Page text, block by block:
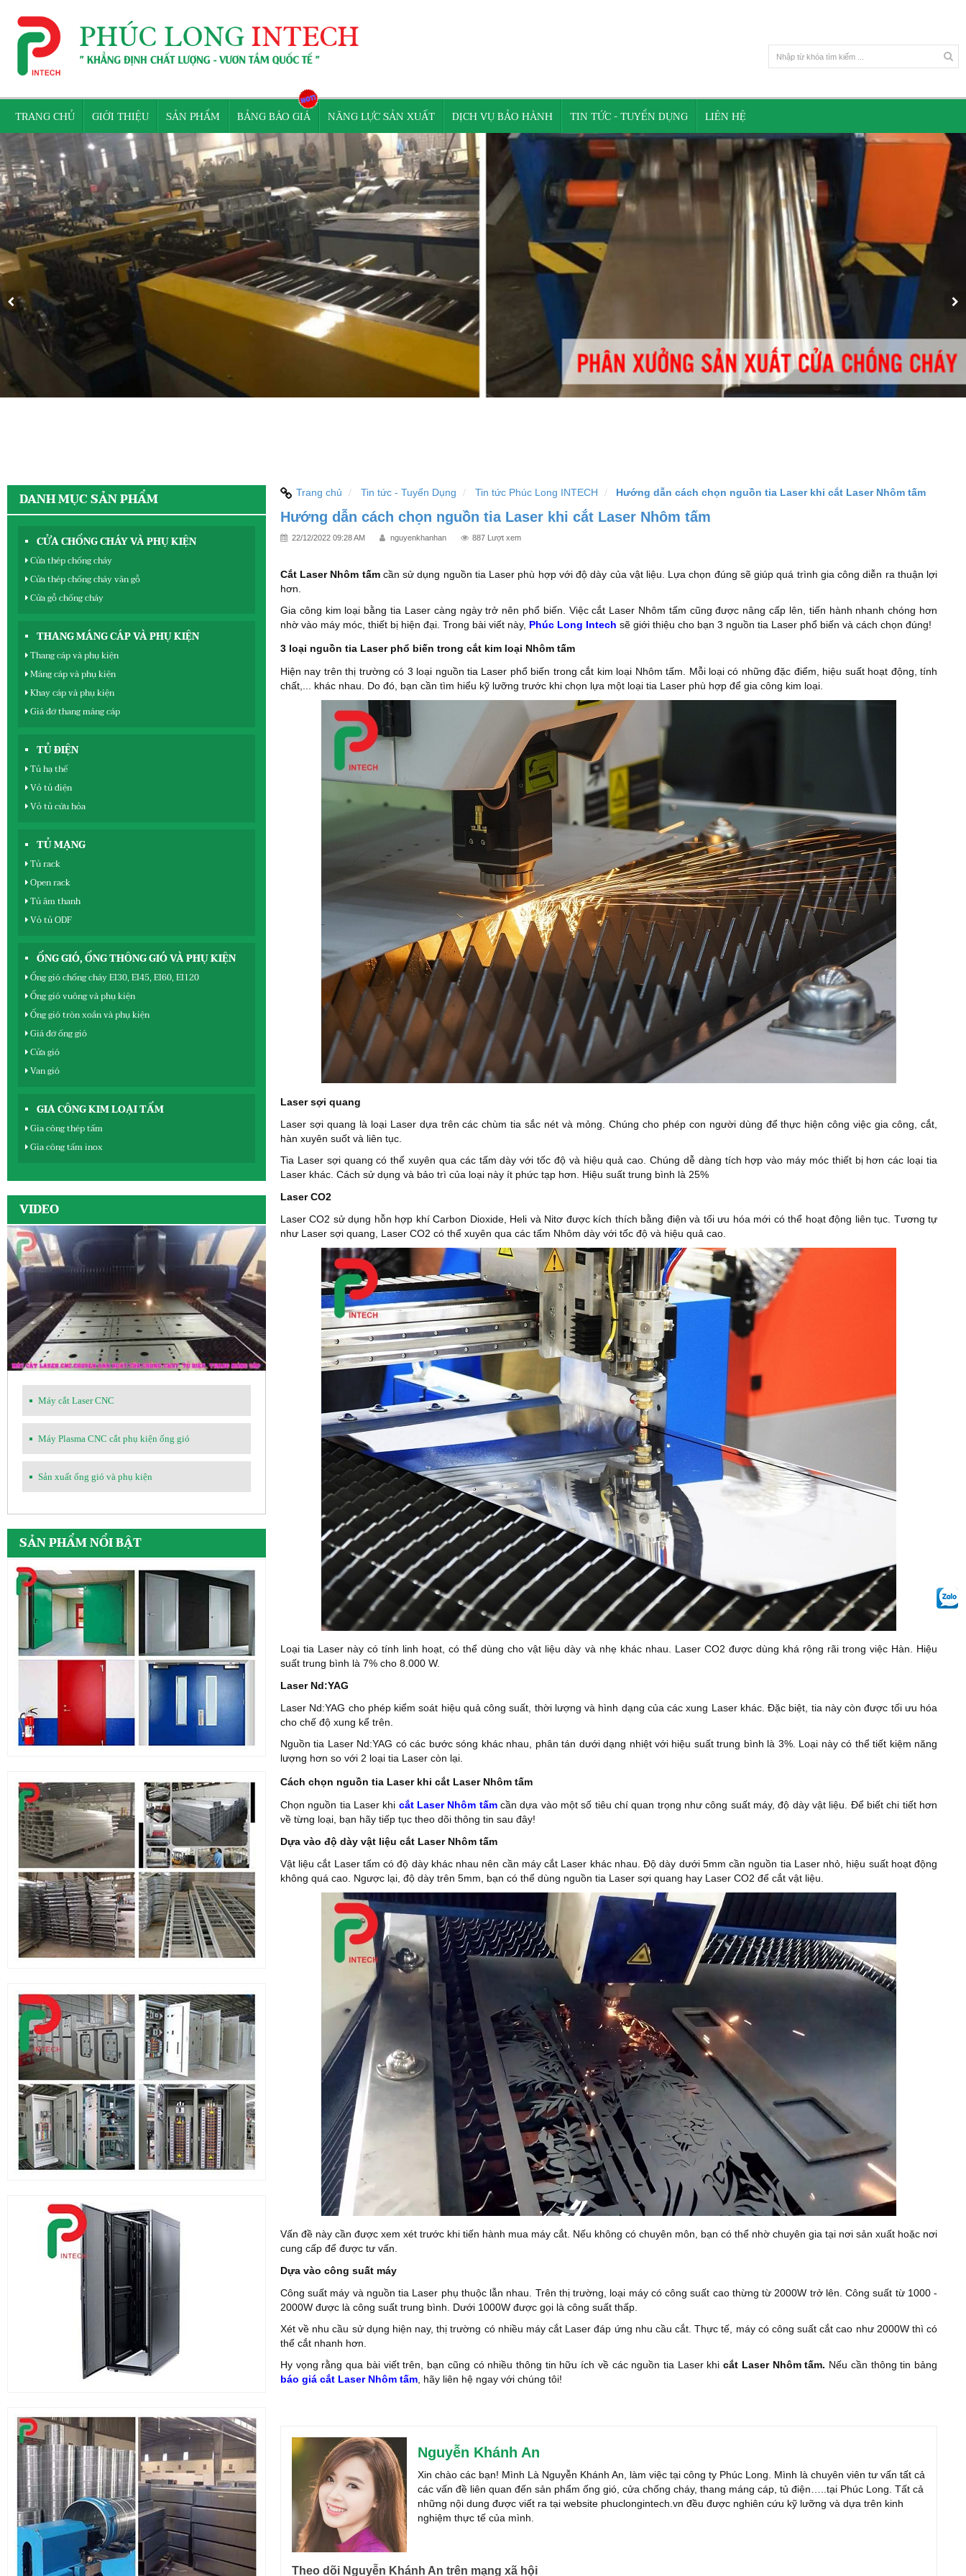
TRANG CHỦ GIỚI THIỆU SẢN PHẨM BẢNG BÁO GIÁ NĂNG LỰC SẢN XUẤT DỊCH VỤ BẢO HÀNH TIN TỨC - TUYỂN DỤNG LIÊN HỆ
DANH MỤC SẢN PHẨM
CỬA CHỐNG CHÁY VÀ PHỤ KIỆN
Cửa thép chống cháy
Cửa thép chống cháy vân gỗ
Cửa gỗ chống cháy
THANG MÁNG CÁP VÀ PHỤ KIỆN
Thang cáp và phụ kiện
Máng cáp và phụ kiện
Khay cáp và phụ kiện
Giá đỡ thang máng cáp
TỦ ĐIỆN
Tủ hạ thế
Vỏ tủ điện
Vỏ tủ cứu hỏa
TỦ MẠNG
Tủ rack
Open rack
Tủ âm thanh
Vỏ tủ ODF
ỐNG GIÓ, ỐNG THÔNG GIÓ VÀ PHỤ KIỆN
Ống gió chống cháy EI30, EI45, EI60, EI120
Ống gió vuông và phụ kiện
Ống gió tròn xoắn và phụ kiện
Giá đỡ ống gió
Cửa gió
Van gió
GIA CÔNG KIM LOẠI TẤM
Gia công thép tấm
Gia công tấm inox
VIDEO
Máy cắt Laser CNC
Máy Plasma CNC cắt phụ kiện ống gió
Sản xuất ống gió và phụ kiện
SẢN PHẨM NỔI BẬT
Trang chủ Tin tức - Tuyển Dụng Tin tức Phúc Long INTECH Hướng dẫn cách chọn nguồn tia Laser khi cắt Laser Nhôm tấm
Hướng dẫn cách chọn nguồn tia Laser khi cắt Laser Nhôm tấm
22/12/2022 09:28 AM nguyenkhanhan 887 Lượt xem
Cắt Laser Nhôm tấmcần sử dụng nguồn tia Laser phù hợp với độ dày của vật liệu. Lựa chọn đúng sẽ giúp quá trình gia công diễn ra thuận lợi
hơn.
Gia công kim loại bằng tia Laser càng ngày trở nên phổ biến. Việc cắt Laser Nhôm tấm cũng được nâng cấp lên, tiến hành nhanh chóng hơn
nhờ vào máy móc, thiết bị hiện đại. Trong bài viết này, Phúc Long Intech sẽ giới thiệu cho bạn 3 nguồn tia Laser phổ biến và cách chọn đúng!
3 loại nguồn tia Laser phổ biến trong cắt kim loại Nhôm tấm
Hiện nay trên thị trường có 3 loại nguồn tia Laser phổ biến trong cắt kim loại Nhôm tấm. Mỗi loại có những đặc điểm, hiệu suất hoạt động, tính
chất,... khác nhau. Do đó, bạn cần tìm hiểu kỹ lưỡng trước khi chọn lựa một loại tia Laser phù hợp để gia công kim loại.
Laser sợi quang
Laser sợi quang là loại Laser dựa trên các chùm tia sắc nét và mỏng. Chúng cho phép con người dùng để thực hiện công việc gia công, cắt,
hàn xuyên suốt và liên tục.
Tia Laser sợi quang có thể xuyên qua các tấm dày với tốc độ và hiệu quả cao. Chúng dễ dàng tích hợp vào máy móc thiết bị hơn các loại tia
Laser khác. Cách sử dụng và bảo trì của loại này ít phức tạp hơn. Hiệu suất trung bình là 25%
Laser CO2
Laser CO2 sử dụng hỗn hợp khí Carbon Dioxide, Heli và Nitơ được kích thích bằng điện và tối ưu hóa mới có thể hoạt động liên tục. Tương tự
như Laser sợi quang, Laser CO2 có thể xuyên qua các tấm Nhôm dày với tốc độ và hiệu quả cao.
Loại tia Laser này có tính linh hoạt, có thể dùng cho vật liệu dày và nhẹ khác nhau. Laser CO2 được dùng khá rộng rãi trong việc Hàn. Hiệu
suất trung bình là 7% cho 8.000 W.
Laser Nd:YAG
Laser Nd:YAG cho phép kiểm soát hiệu quả công suất, thời lượng và hình dạng của các xung Laser khác. Đặc biệt, tia này còn được tối ưu hóa
cho chế độ xung kể trên.
Nguồn tia Laser Nd:YAG có các bước sóng khác nhau, phân tán dưới dạng nhiệt với hiệu suất trung bình là 3%. Loại này có thể tiết kiệm năng
lượng hơn so với 2 loại tia Laser còn lại.
Cách chọn nguồn tia Laser khi cắt Laser Nhôm tấm
Chọn nguồn tia Laser khi cắt Laser Nhôm tấmcần dựa vào một số tiêu chí quan trọng như công suất máy, độ dày vật liệu. Để biết chi tiết hơn
về từng loại, bạn hãy tiếp tục theo dõi thông tin sau đây!
Dựa vào độ dày vật liệu cắt Laser Nhôm tấm
Vật liệu cắt Laser tấm có độ dày khác nhau nên cần máy cắt Laser khác nhau. Độ dày dưới 5mm cần nguồn tia Laser nhỏ, hiệu suất hoạt động
không quá cao. Ngược lại, độ dày trên 5mm, bạn có thể dùng nguồn tia Laser sợi quang hay Laser CO2 để cắt vật liệu.
Vấn đề này cần được xem xét trước khi tiến hành mua máy cắt. Nếu không có chuyên môn, bạn có thể nhờ chuyên gia tại nơi sản xuất hoặc nơi
cung cấp để được tư vấn.
Dựa vào công suất máy
Công suất máy và nguồn tia Laser phụ thuộc lẫn nhau. Trên thị trường, loại máy có công suất cao thừng từ 2000W trở lên. Công suất từ 1000 -
2000W được là công suất trung bình. Dưới 1000W được gọi là công suất thấp.
Xét về nhu cầu sử dụng hiện nay, thị trường có nhiều máy cắt Laser đáp ứng nhu cầu cắt. Thực tế, máy có công suất cắt cao như 2000W thì có
thể cắt nhanh hơn.
Hy vọng rằng qua bài viết trên, bạn cũng có nhiều thông tin hữu ích về các nguồn tia Laser khicắt Laser Nhôm tấm. Nếu cần thông tin bảng
báo giá cắt Laser Nhôm tấm, hãy liên hệ ngay với chúng tôi!
Nguyễn Khánh An
Xin chào các bạn! Mình Là Nguyễn Khánh An, làm việc tại công ty Phúc Long. Mình là chuyên viên tư vấn tất cả
các vấn đề liên quan đến sản phẩm ống gió, cửa chống cháy, thang máng cáp, tủ điện…..tại Phúc Long. Tất cả
những nội dung được viết ra tại website phuclongintech.vn đều được nghiên cứu kỹ lưỡng và dựa trên kinh
nghiệm thực tế của mình.
Theo dõi Nguyễn Khánh An trên mạng xã hội